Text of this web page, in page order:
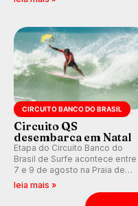
Kelly Slater convidado.
CIRCUITO BANCO DO BRASIL
Circuito QS
desembarca em Natal
Etapa do Circuito Banco do
Brasil de Surfe acontece entre
7 e 9 de agosto na Praia de
Miami (RN), em disputas
válidas pelo Qualifying Series
(QS) 4.000 e pela corrida por
leia mais »